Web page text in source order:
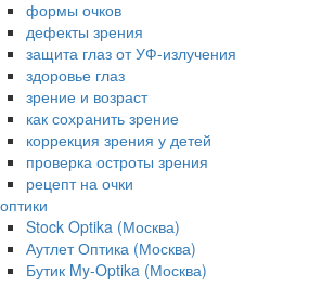
формы очков
дефекты зрения
защита глаз от УФ-излучения
здоровье глаз
зрение и возраст
как сохранить зрение
коррекция зрения у детей
проверка остроты зрения
рецепт на очки
Stock Optika (Москва)
Аутлет Оптика (Москва)
Бутик My-Optika (Москва)